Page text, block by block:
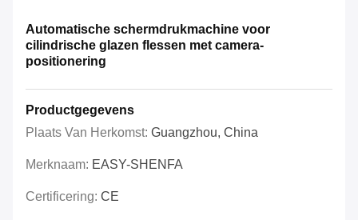
Automatische schermdrukmachine voor
cilindrische glazen flessen met camera-
positionering
Productgegevens
Plaats Van Herkomst: Guangzhou, China
Merknaam: EASY-SHENFA
Certificering: CE